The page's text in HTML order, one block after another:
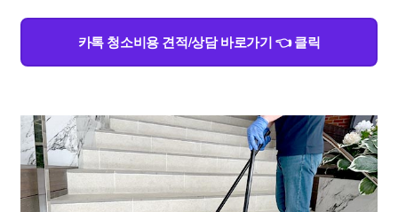
카톡 청소비용 견적/상담 바로가기 👈 클릭